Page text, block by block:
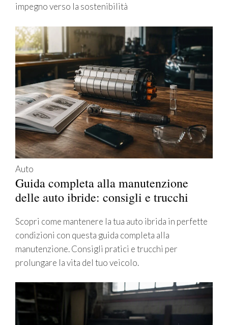
impegno verso la sostenibilità
Auto
Guida completa alla manutenzione
delle auto ibride: consigli e trucchi
Scopri come mantenere la tua auto ibrida in perfette
condizioni con questa guida completa alla
manutenzione. Consigli pratici e trucchi per
prolungare la vita del tuo veicolo.